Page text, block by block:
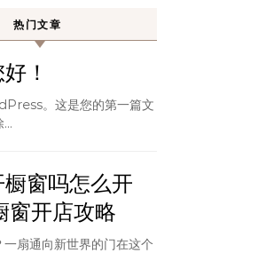
热门文章
！
。这是您的第一篇文
…
窗吗怎么开
窗开店攻略
扇通向新世界的门在这个